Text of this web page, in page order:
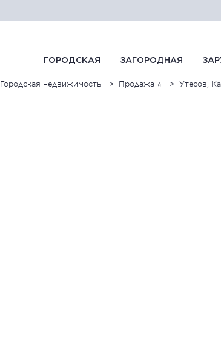
ГОРОДСКАЯ ЗАГОРОДНАЯ
Городская недвижимость Продажа ⭐ Утесов,